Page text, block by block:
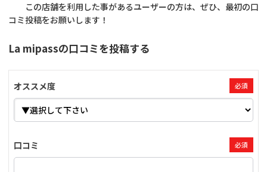
この店舗を利用した事があるユーザーの方は、ぜひ、最初の口
コミ投稿をお願いします！
La mipassの口コミを投稿する
オススメ度 必須
口コミ 必須